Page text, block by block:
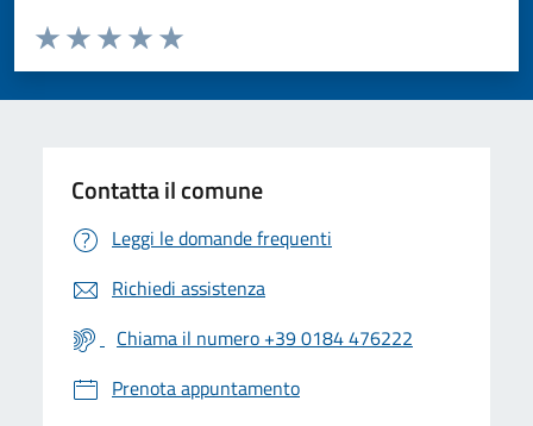
Valuta da 1 a 5 stelle la pagina
Valuta 5 stelle su 5
Valuta 4 stelle su 5
Valuta 3 stelle su 5
Valuta 2 stelle su 5
Valuta 1 stelle su 5
Contatta il comune
Leggi le domande frequenti
Richiedi assistenza
Chiama il numero +39 0184 476222
Prenota appuntamento